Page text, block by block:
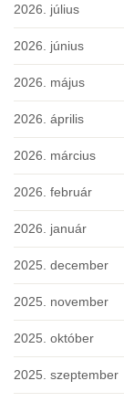
2026. július
2026. június
2026. május
2026. április
2026. március
2026. február
2026. január
2025. december
2025. november
2025. október
2025. szeptember